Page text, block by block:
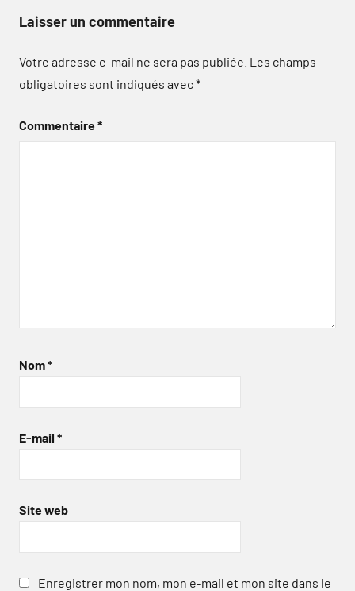
Laisser un commentaire
Votre adresse e-mail ne sera pas publiée. Les champs
obligatoires sont indiqués avec*
Commentaire*
Nom*
E-mail *
Site web
Enregistrer mon nom, mon e-mail et mon site dans le